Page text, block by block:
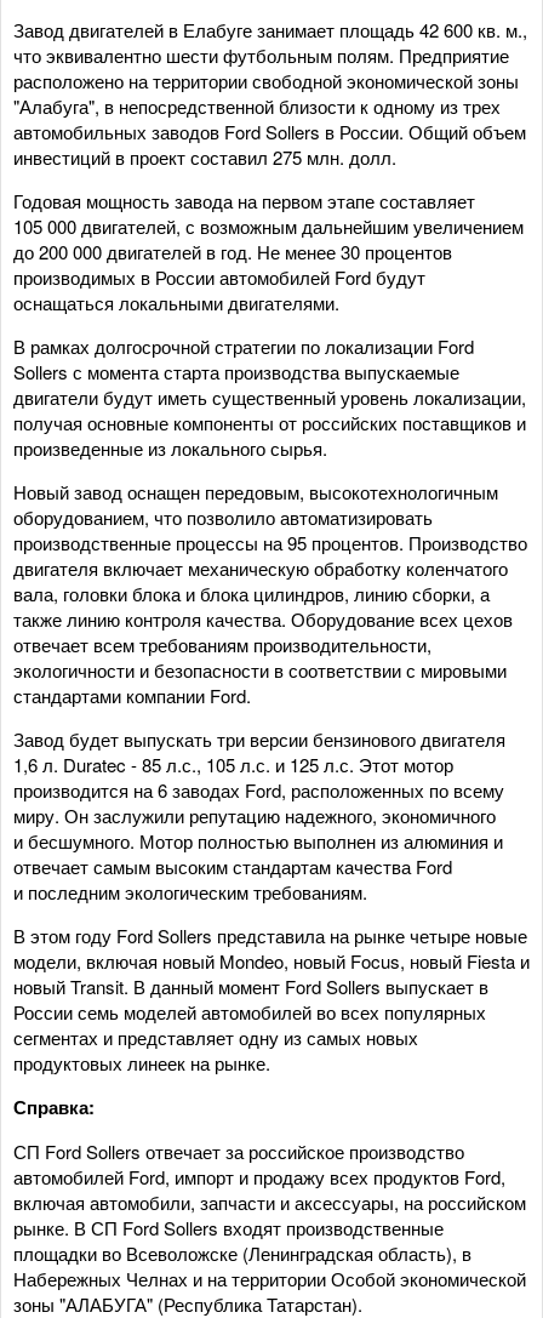
Завод двигателей в Елабуге занимает площадь 42 600 кв. м.,
что эквивалентно шести футбольным полям. Предприятие
расположено на территории свободной экономической зоны
"Алабуга", в непосредственной близости к одному из трех
автомобильных заводов Ford Sollers в России. Общий объем
инвестиций в проект составил 275 млн. долл.
Годовая мощность завода на первом этапе составляет
105 000 двигателей, с возможным дальнейшим увеличением
до 200 000 двигателей в год. Не менее 30 процентов
производимых в России автомобилей Ford будут
оснащаться локальными двигателями.
В рамках долгосрочной стратегии по локализации Ford
Sollers с момента старта производства выпускаемые
двигатели будут иметь существенный уровень локализации,
получая основные компоненты от российских поставщиков и
произведенные из локального сырья.
Новый завод оснащен передовым, высокотехнологичным
оборудованием, что позволило автоматизировать
производственные процессы на 95 процентов. Производство
двигателя включает механическую обработку коленчатого
вала, головки блока и блока цилиндров, линию сборки, а
также линию контроля качества. Оборудование всех цехов
отвечает всем требованиям производительности,
экологичности и безопасности в соответствии с мировыми
стандартами компании Ford.
Завод будет выпускать три версии бензинового двигателя
1,6 л. Duratec - 85 л.с., 105 л.с. и 125 л.с. Этот мотор
производится на 6 заводах Ford, расположенных по всему
миру. Он заслужили репутацию надежного, экономичного
и бесшумного. Мотор полностью выполнен из алюминия и
отвечает самым высоким стандартам качества Ford
и последним экологическим требованиям.
В этом году Ford Sollers представила на рынке четыре новые
модели, включая новый Mondeo, новый Focus, новый Fiesta и
новый Transit. В данный момент Ford Sollers выпускает в
России семь моделей автомобилей во всех популярных
сегментах и представляет одну из самых новых
продуктовых линеек на рынке.
Справка:
СП Ford Sollers отвечает за российское производство
автомобилей Ford, импорт и продажу всех продуктов Ford,
включая автомобили, запчасти и аксессуары, на российском
рынке. В СП Ford Sollers входят производственные
площадки во Всеволожске (Ленинградская область), в
Набережных Челнах и на территории Особой экономической
зоны "АЛАБУГА" (Республика Татарстан).